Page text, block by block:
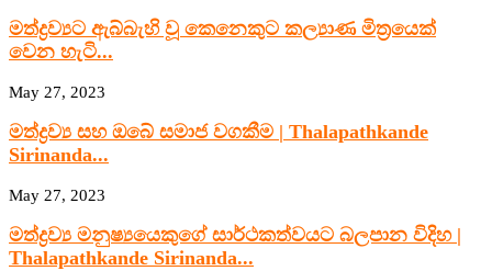
මත්ද්‍රව්‍යට ඇබ්බැහි වූ කෙනෙකුට කල්‍යාණ මිත්‍රයෙක්
වෙන හැටි...
May 27, 2023
මත්ද්‍රව්‍ය සහ ඔබේ සමාජ වගකීම | Thalapathkande
Sirinanda...
May 27, 2023
මත්ද්‍රව්‍ය මනුෂ්‍යයෙකුගේ සාර්ථකත්වයට බලපාන විදිහ |
Thalapathkande Sirinanda...